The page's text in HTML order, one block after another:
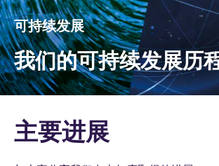
可持续发展
我们的可持续发展历
主要进展
SUBSCRIBE